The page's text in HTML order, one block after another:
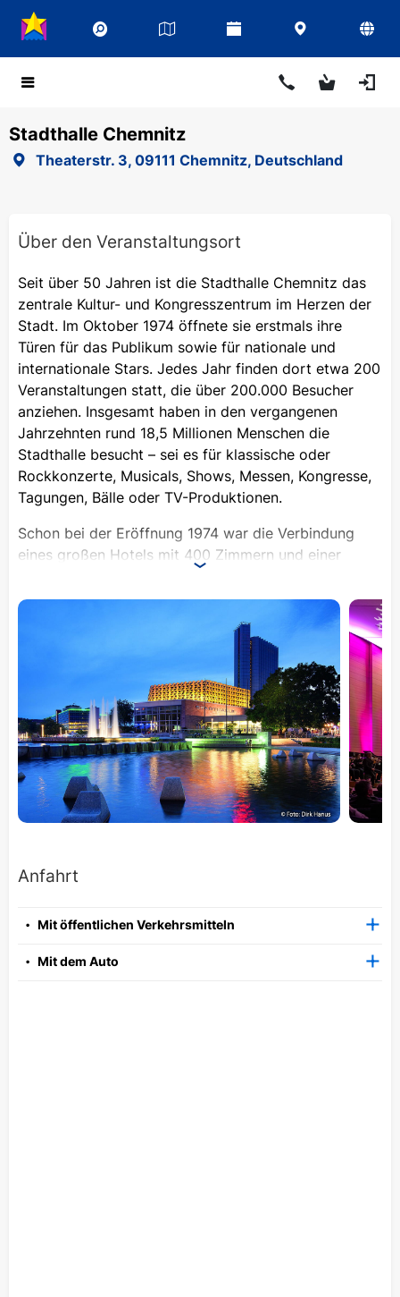
Stadthalle Chemnitz
Theaterstr. 3, 09111 Chemnitz, Deutschland
Über den Veranstaltungsort
Seit über 50 Jahren ist die Stadthalle Chemnitz das
zentrale Kultur- und Kongresszentrum im Herzen der
Stadt. Im Oktober 1974 öffnete sie erstmals ihre
Türen für das Publikum sowie für nationale und
internationale Stars. Jedes Jahr finden dort etwa 200
Veranstaltungen statt, die über 200.000 Besucher
anziehen. Insgesamt haben in den vergangenen
Jahrzehnten rund 18,5 Millionen Menschen die
Stadthalle besucht – sei es für klassische oder
Rockkonzerte, Musicals, Shows, Messen, Kongresse,
Tagungen, Bälle oder TV-Produktionen.
Schon bei der Eröffnung 1974 war die Verbindung
eines großen Hotels mit 400 Zimmern und einer
Stadthalle war ein Treffpunkt für Künstler aus aller
Welt und ist es bis heute geblieben. Trotz politischer
Umbrüche hat sie das Veranstaltungsleben in
Chemnitz und Umgebung entscheidend geprägt. In
den letzten Jahren entwickelte sich die Stadthalle zu
einem der wichtigsten Veranstaltungs- und
Kongresszentren in Mitteldeutschland. Ein
besonderes Merkmal sind die hauseigenen
Produktionen, die das Programm zusätzlich zu
Gastspielen und Tourneen bereichern. Viele dieser
Produktionen entstehen in enger Zusammenarbeit mit
Chemnitz, um etwa 2.000 Quadratmeter erweitert.
Anfahrt
Mit öffentlichen Verkehrsmitteln
Mit dem Auto